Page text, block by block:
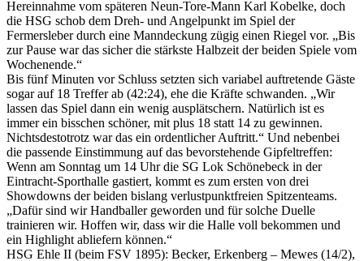
Hereinnahme vom späteren Neun-Tore-Mann Karl Kobelke, doch
die HSG schob dem Dreh- und Angelpunkt im Spiel der
Fermersleber durch eine Manndeckung zügig einen Riegel vor. „Bis
zur Pause war das sicher die stärkste Halbzeit der beiden Spiele vom
Wochenende.“
Bis fünf Minuten vor Schluss setzten sich variabel auftretende Gäste
sogar auf 18 Treffer ab (42:24), ehe die Kräfte schwanden. „Wir
lassen das Spiel dann ein wenig ausplätschern. Natürlich ist es
immer ein bisschen schöner, mit plus 18 statt 14 zu gewinnen.
Nichtsdestotrotz war das ein ordentlicher Auftritt.“ Und nebenbei
die passende Einstimmung auf das bevorstehende Gipfeltreffen:
Wenn am Sonntag um 14 Uhrdie SG Lok Schönebeck in der
Eintracht-Sporthalle gastiert, kommt es zum ersten von drei
Showdowns der beiden bislang verlustpunktfreien Spitzenteams.
„Dafür sind wir Handballer geworden und für solche Duelle
trainieren wir. Hoffen wir, dass wir die Halle voll bekommen und
ein Highlight abliefern können.“
HSG Ehle II (beim FSV 1895): Becker, Erkenberg – Mewes (14/2),